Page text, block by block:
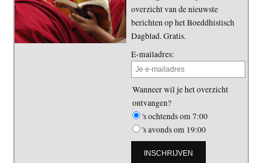
overzicht van de nieuwste
berichten op het Boeddhistisch
Dagblad. Gratis.
E-mailadres:
Wanneer wil je het overzicht
ontvangen?
's ochtends om 7:00
's avonds om 19:00